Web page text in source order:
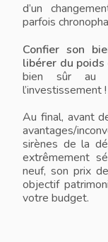
d’un
parfois
Confier son
libérer du
bien sûr au
l’investissement !
Au final, avant
avantages/
sirènes de la
extrêmement
neuf, son prix
objectif
votre budget.